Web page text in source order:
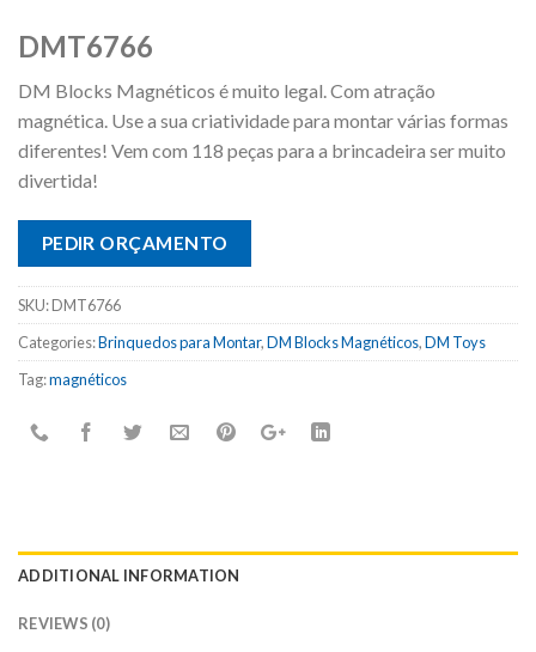
DMT6766
DM Blocks Magnéticos é muito legal. Com atração
magnética. Use a sua criatividade para montar várias formas
diferentes! Vem com 118 peças para a brincadeira ser muito
divertida!
PEDIR ORÇAMENTO
SKU:DMT6766
Categories:Brinquedos para Montar,DM Blocks Magnéticos,DM Toys
Tag:magnéticos
ADDITIONAL INFORMATION
REVIEWS (0)